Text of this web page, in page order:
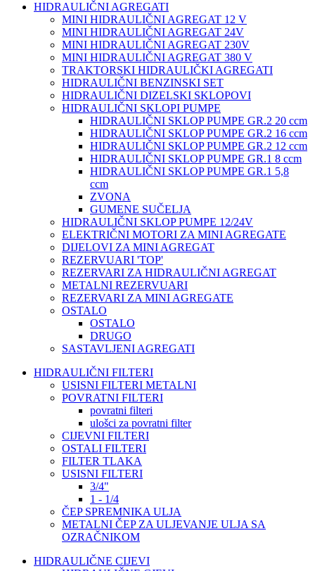
HIDRAULIČNI AGREGATI
MINI HIDRAULIČNI AGREGAT 12 V
MINI HIDRAULIČNI AGREGAT 24V
MINI HIDRAULIČNI AGREGAT 230V
MINI HIDRAULIČNI AGREGAT 380 V
TRAKTORSKI HIDRAULIČKI AGREGATI
HIDRAULIČNI BENZINSKI SET
HIDRAULIČNI DIZELSKI SKLOPOVI
HIDRAULIČNI SKLOPI PUMPE
HIDRAULIČNI SKLOP PUMPE GR.2 20 ccm
HIDRAULIČNI SKLOP PUMPE GR.2 16 ccm
HIDRAULIČNI SKLOP PUMPE GR.2 12 ccm
HIDRAULIČNI SKLOP PUMPE GR.1 8 ccm
HIDRAULIČNI SKLOP PUMPE GR.1 5,8
ccm
ZVONA
GUMENE SUČELJA
HIDRAULIČNI SKLOP PUMPE 12/24V
ELEKTRIČNI MOTORI ZA MINI AGREGATE
DIJELOVI ZA MINI AGREGAT
REZERVUARI 'TOP'
REZERVARI ZA HIDRAULIČNI AGREGAT
METALNI REZERVUARI
REZERVARI ZA MINI AGREGATE
OSTALO
OSTALO
DRUGO
SASTAVLJENI AGREGATI
HIDRAULIČNI FILTERI
USISNI FILTERI METALNI
POVRATNI FILTERI
povratni filteri
ulošci za povratni filter
CIJEVNI FILTERI
OSTALI FILTERI
FILTER TLAKA
USISNI FILTERI
3/4"
1 - 1/4
ČEP SPREMNIKA ULJA
METALNI ČEP ZA ULJEVANJE ULJA SA
OZRAČNIKOM
HIDRAULIČNE CIJEVI